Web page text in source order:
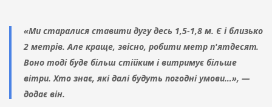
«Ми старалися ставити дугу десь 1,5-1,8 м. Є і близько
2 метрів. Але краще, звісно, робити метр п'ятдесят.
Воно тоді буде більш стійким і витримує більше
вітри. Хто знає, які далі будуть погодні умови…», —
додає він.